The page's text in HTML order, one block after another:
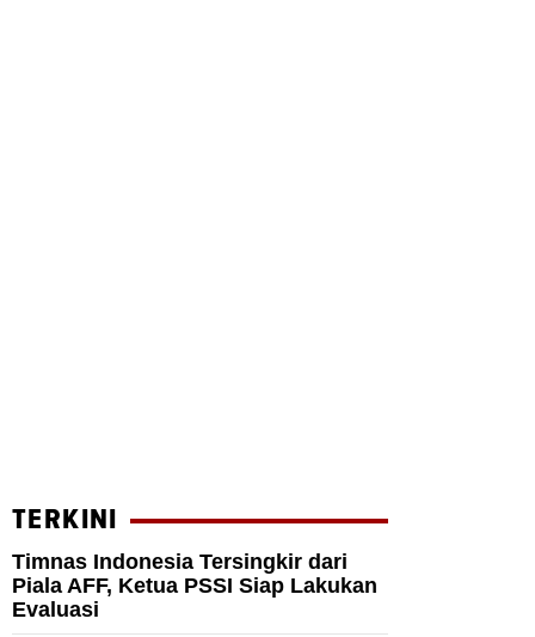
TERKINI
Timnas Indonesia Tersingkir dari
Piala AFF, Ketua PSSI Siap Lakukan
Evaluasi